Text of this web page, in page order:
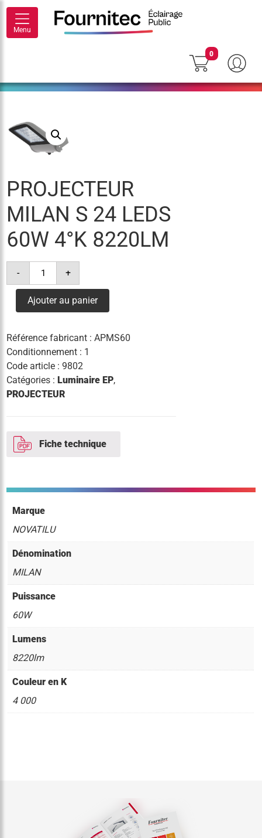
Menu
0
PROJECTEUR
MILAN S 24 LEDS
60W 4°K 8220LM
-
quantité
projecteur
s
24
4°k
8220lm
+
Ajouter au panier
Référence fabricant :APMS60
Conditionnement : 1
Code article :9802
Catégories : Luminaire EP,
PROJECTEUR
Fiche technique
Marque
NOVATILU
Dénomination
MILAN
Puissance
60W
Lumens
8220lm
Couleur en K
4 000